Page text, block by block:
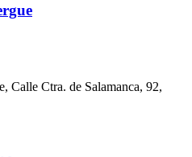
Calle Ctra. de Salamanca, 92,